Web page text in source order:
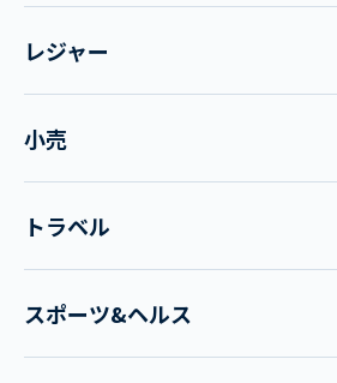
レジャー
小売
トラベル
スポーツ&ヘルス